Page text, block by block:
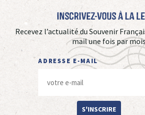
Inscrivez-vous à La
Recevez l’actualité du Souvenir
mail une fois par
ADRESSE E-MAIL
S'INSCRIRE